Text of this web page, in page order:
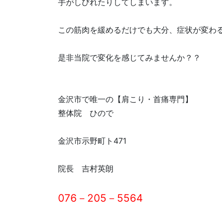
この筋肉を緩めるだけでも大分、症状が変わ
是非当院で変化を感じてみませんか？？
金沢市で唯一の【肩こり・首痛専門】
整体院 ひので
金沢市示野町ト471
院長 吉村英朗
076－205－5564